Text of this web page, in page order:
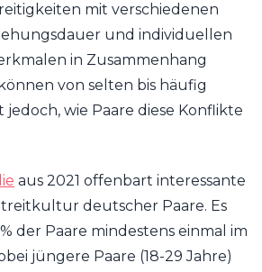
mit verschiedenen
und individuellen
in Zusammenhang
von selten bis häufig
jedoch, wie Paare diese Konflikte
aus 2021 offenbart interessante
deutscher Paare. Es
der Paare mindestens einmal im
jüngere Paare (18-29 Jahre)